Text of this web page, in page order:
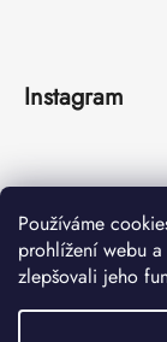
Používáme
prohlížení webu
zlepšovali jeho
Instagram